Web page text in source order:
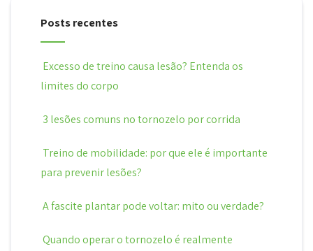
Posts recentes
Excesso de treino causa lesão? Entenda os
limites do corpo
3 lesões comuns no tornozelo por corrida
Treino de mobilidade: por que ele é importante
para prevenir lesões?
A fascite plantar pode voltar: mito ou verdade?
Quando operar o tornozelo é realmente